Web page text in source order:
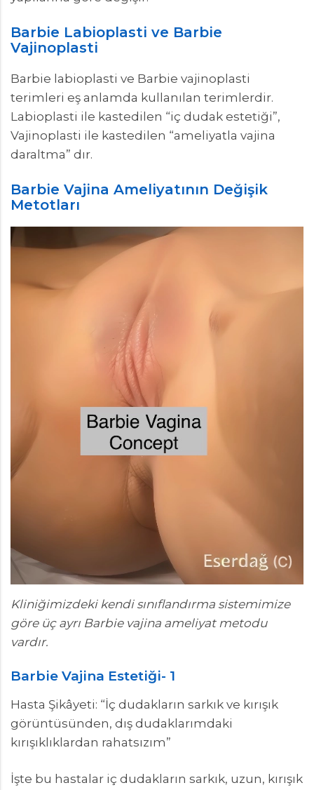
Barbie Labioplasti ve Barbie
Vajinoplasti
Barbie labioplasti ve Barbie vajinoplasti
terimleri eş anlamda kullanılan terimlerdir.
Labioplasti ile kastedilen “iç dudak estetiği”,
Vajinoplasti ile kastedilen “ameliyatla vajina
daraltma” dır.
Barbie Vajina Ameliyatının Değişik
Metotları
Kliniğimizdeki kendi sınıflandırma sistemimize
göre üç ayrı Barbie vajina ameliyat metodu
vardır.
Barbie Vajina Estetiği- 1
Hasta Şikâyeti: “İç dudakların sarkık ve kırışık
görüntüsünden, dış dudaklarımdaki
kırışıklıklardan rahatsızım”
İşte bu hastalar iç dudakların sarkık, uzun, kırışık